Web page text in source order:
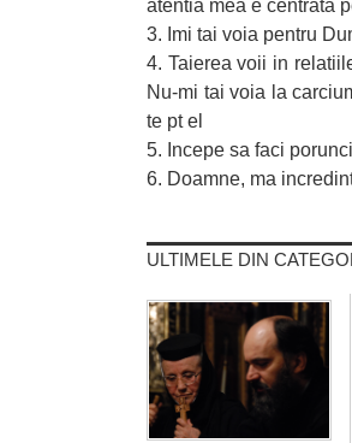
atentia mea e centrata
3. Imi tai voia pentru
4. Taierea voii in
Nu-mi tai voia la
te pt el
5. Incepe sa faci
6. Doamne, ma
ULTIMELE DIN